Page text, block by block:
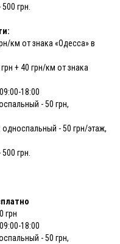
грн.
км от знака «Одесса» в
+ 40 грн/км от знака
18:00
- 50 грн,
- 50 грн/этаж,
грн.
грн
18:00
- 50 грн,